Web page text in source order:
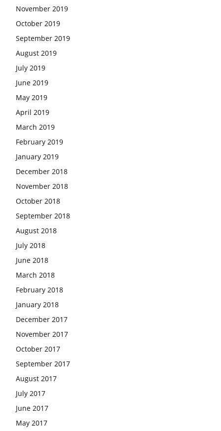
November 2019
October 2019
September 2019
August 2019
July 2019
June 2019
May 2019
April 2019
March 2019
February 2019
January 2019
December 2018
November 2018
October 2018
September 2018
August 2018
July 2018
June 2018
March 2018
February 2018
January 2018
December 2017
November 2017
October 2017
September 2017
August 2017
July 2017
June 2017
May 2017